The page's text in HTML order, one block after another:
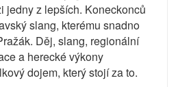
jedny z lepších. Koneckonců
slang, kterému snadno
Děj, slang, regionální
a herecké výkony
dojem, který stojí za to.